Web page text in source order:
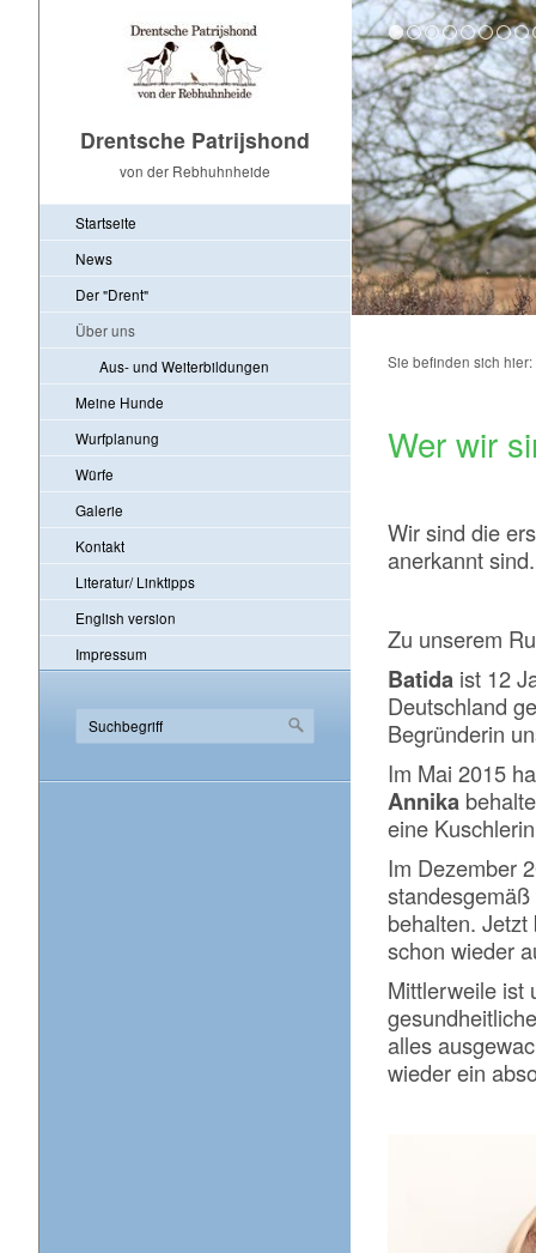
Drentsche Patrijshond
von der Rebhuhnheide
Startseite
News
Der "Drent"
Über uns
Aus- und Weiterbildungen
Meine Hunde
Wurfplanung
Würfe
Galerie
Kontakt
Literatur/ Linktipps
English version
Impressum
Sie befinden sich hier:
Wer wir
Wir sind die
anerkannt sind.
Zu unserem
Batida ist 12
Deutschland
Begründerin
Im Mai 2015
Annika
eine
Im Dezember
behalten.
schon wieder
Mittlerweile ist
alles
wieder ein